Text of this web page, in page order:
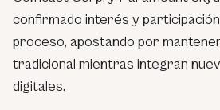
confirmado interés y
proceso, apostando por
tradicional mientras integran
digitales.